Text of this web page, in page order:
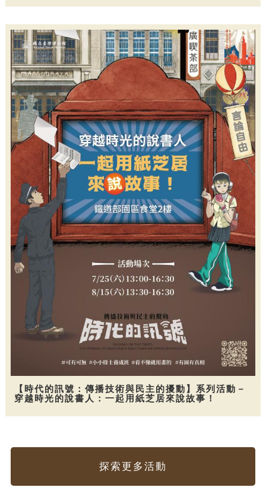
【時代的訊號：傳播技術與民主的擾動】系列活動－
穿越時光的說書人：一起用紙芝居來說故事！
探索更多活動